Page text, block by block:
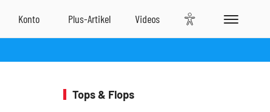
Tops & Flops